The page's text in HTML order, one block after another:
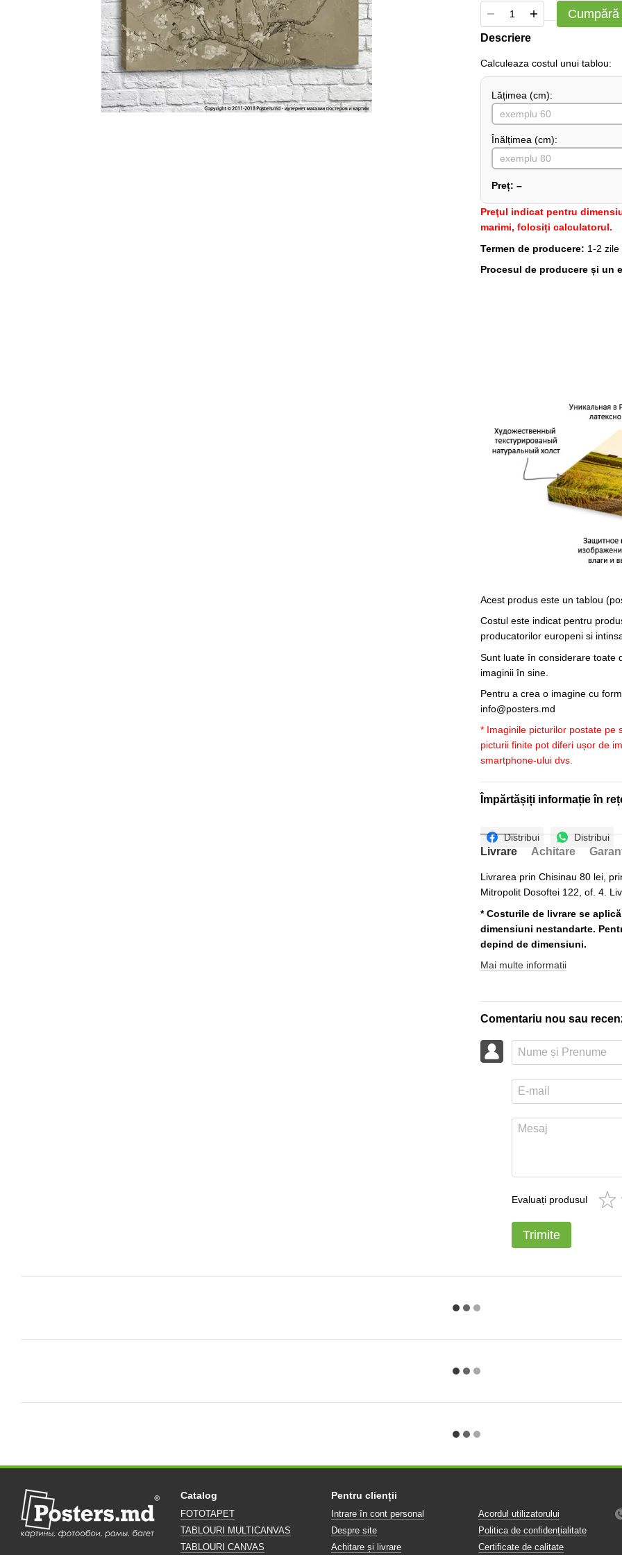
Descriere
Сalculeaza costul unui tablou:
Lățimea (сm):
Înălțimea (cm):
Preț: –
Preţul indicat pentru
marimi, folosiți calculatorul.
Termen de producere: 1-2
Procesul de producere și un
Acest produs este un tablou
Costul este indicat pentru
producatorilor europeni si
Sunt luate în considerare toate
imaginii în sine.
Pentru a crea o imagine cu
info@posters.md
* Imaginile picturilor postate pe
picturii finite pot diferi ușor de
smartphone-ului dvs.
Împărtășiți informație în
Distribui Distribui
Livrare Achitare
Livrarea prin Chisinau 80 lei,
Mitropolit Dosoftei 122, of. 4.
* Costurile de livrare se
dimensiuni nestandarte.
depind de dimensiuni.
Mai multe informatii
Comentariu nou sau
Evaluați produsul
Trimite
Catalog
FOTOTAPET
TABLOURI MULTICANVAS
TABLOURI CANVAS
Pentru clienții
Intrare în cont personal
Despre site
Achitare și livrare
Acordul utilizatorului
Politica de confidențialitate
Certificate de calitate